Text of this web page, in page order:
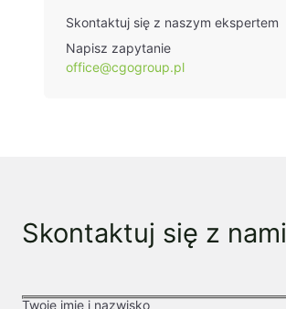
Skontaktuj się z naszym ekspertem
Napisz zapytanie
office@cgogroup.pl
Skontaktuj się z nami
Twoje imię i nazwisko